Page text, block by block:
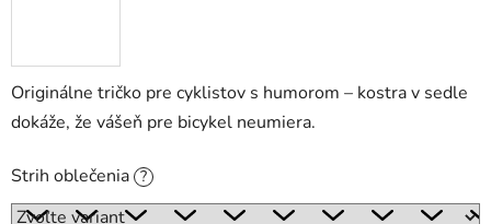
Originálne tričko pre cyklistov s humorom – kostra v sedle
dokáže, že vášeň pre bicykel neumiera.
Strih oblečenia ?